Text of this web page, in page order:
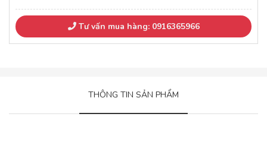
Tư vấn mua hàng: 0916365966
THÔNG TIN SẢN PHẨM